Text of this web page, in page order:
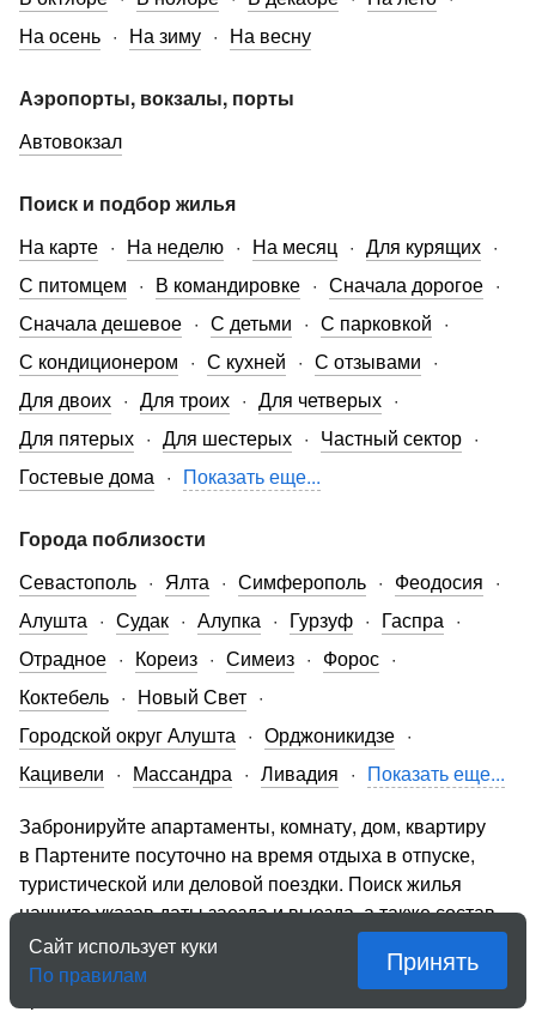
На осень
На зиму На весну
Аэропорты, вокзалы, порты
Автовокзал
Поиск и подбор жилья
На карте
На неделю На месяц
Для курящих
С питомцем
В командировке
Сначала дорогое
Сначала дешевое
С детьми
С парковкой
С кондиционером
С кухней
С отзывами
Для двоих
Для троих
Для четверых
Для пятерых
Для шестерых
Частный сектор
Гостевые дома
Показать еще...
Города поблизости
Севастополь
Ялта Симферополь
Феодосия
Алушта
Судак Алупка Гурзуф
Гаспра
Отрадное
Кореиз Симеиз
Форос
Коктебель
Новый Свет
Городской округ Алушта
Орджоникидзе
Кацивели
Массандра Ливадия
Показать еще...
Забронируйте апартаменты, комнату, дом, квартиру
в Партените посуточно на время отдыха в отпуске,
туристической или деловой поездки. Поиск жилья
начните указав даты заезда и выезда, а также состав
гостей. Тогда будут показаны только свободные
и подходящие объявления с полной стоимостью
Сайт использует куки
По правилам
Принять